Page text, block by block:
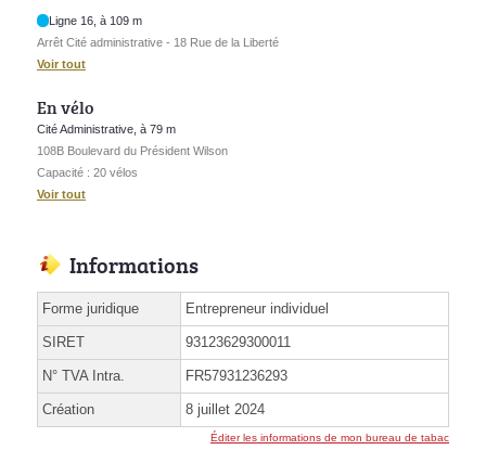
Ligne 16, à 109 m
Arrêt Cité administrative - 18 Rue de la Liberté
Voir tout
En vélo
Cité Administrative, à 79 m
108B Boulevard du Président Wilson
Capacité : 20 vélos
Voir tout
Informations
Forme juridique Entrepreneur individuel
SIRET 93123629300011
N° TVA Intra. FR57931236293
Création 8 juillet 2024
Éditer les informations de mon bureau de tabac